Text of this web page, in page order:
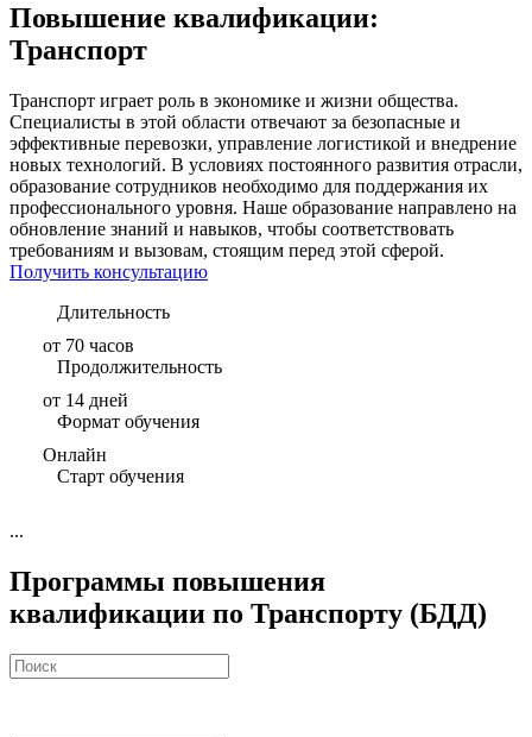
Повышение квалификации:
Транспорт
Транспорт играет роль в экономике и жизни общества.
Специалисты в этой области отвечают за безопасные и
эффективные перевозки, управление логистикой и внедрение
новых технологий. В условиях постоянного развития отрасли,
образование сотрудников необходимо для поддержания их
профессионального уровня. Наше образование направлено на
обновление знаний и навыков, чтобы соответствовать
требованиям и вызовам, стоящим перед этой сферой.
Получить консультацию
Длительность
от 70 часов
Продолжительность
от 14 дней
Формат обучения
Онлайн
Старт обучения
...
Программы повышения
квалификации по Транспорту (БДД)